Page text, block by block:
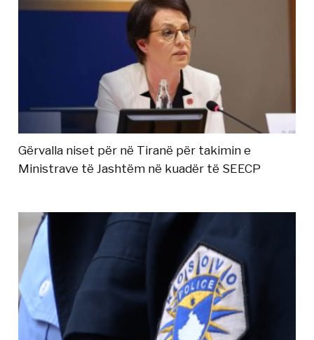
Gërvalla niset për në Tiranë për takimin e
Ministrave të Jashtëm në kuadër të SEECP